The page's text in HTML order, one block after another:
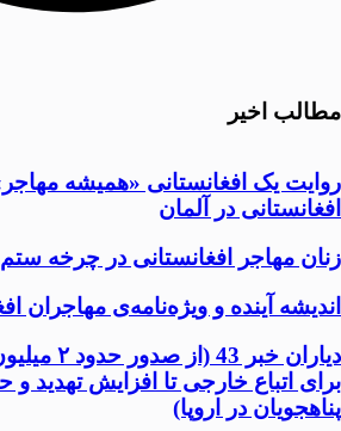
مطالب اخیر
روایت یک افغانستانی «همیشه
افغانستانی در آلمان
زنان مهاجر افغانستانی در چرخه ستم
اندیشه آینده و ویژه‌نامه‌ی مهاجران
دیاران خبر
برای اتباع خارجی تا افزایش تهدید و
پناهجویان در اروپا)